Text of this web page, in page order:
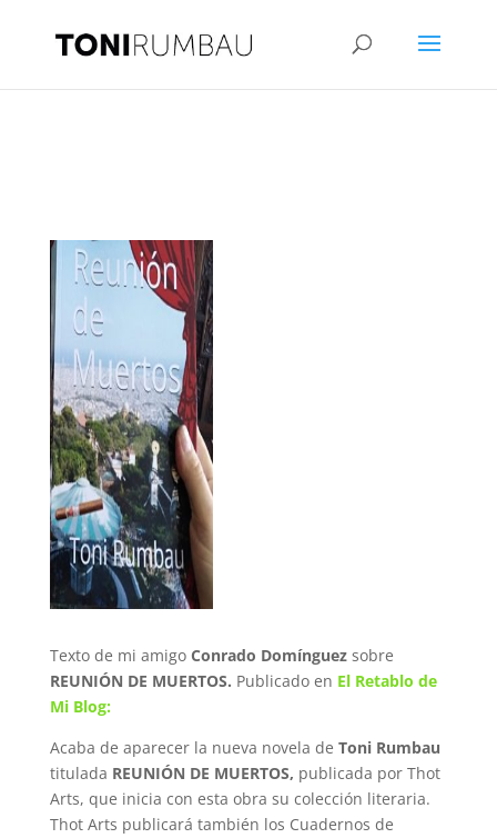
Texto de mi amigo Conrado Domínguezsobre
REUNIÓN DE MUERTOS. Publicado en El Retablo de
Mi Blog:
Acaba de aparecer la nueva novela de Toni Rumbau
titulada REUNIÓN DE MUERTOS, publicada por Thot
Arts, que inicia con esta obra su colección literaria.
Thot Arts publicará también los Cuadernos de